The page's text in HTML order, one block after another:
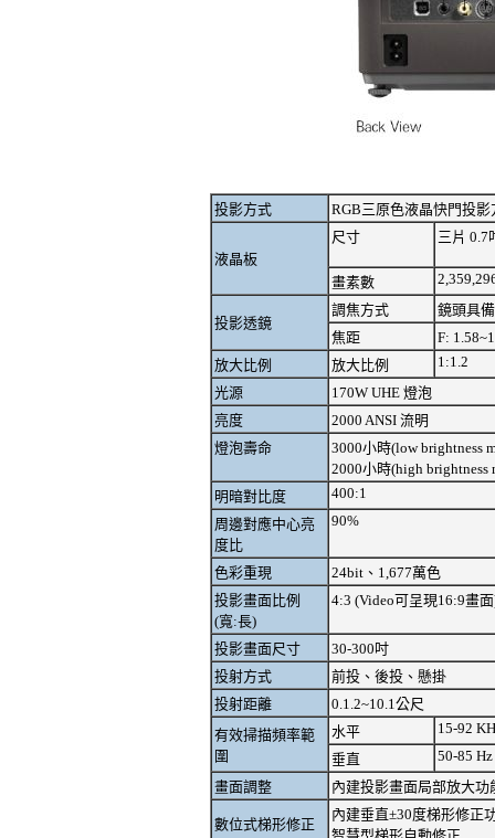
投影方式 RGB三原色液晶快門投影
液晶板
尺寸 三片 0.7
畫素數
投影透鏡
調焦方式
鏡頭具
焦距
F:
放大比例
放大比例
1:1.2
光源
170W UHE 燈泡
亮度
2000 ANSI 流明
燈泡壽命
3000小時(low brightness
2000小時(high brightness
明暗對比度
400:1
周邊對應中心亮
度比
90%
色彩重現
24bit、1,677萬色
投影畫面比例
(寬:長)
4:3 (Video可呈現16:9畫
投影畫面尺寸
30-300吋
投射方式
前投、後投、懸掛
投射距離
0.1.2~10.1公尺
有效掃描頻率範
圍
水平
15-92
垂直
50-85 Hz
畫面調整
內建投影畫面局部放大功
數位式梯形修正
內建垂直±30度梯形修正